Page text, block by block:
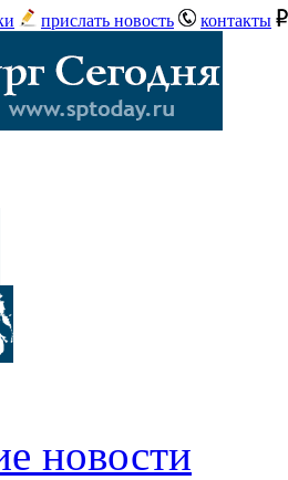
прислать новость контакты
новости